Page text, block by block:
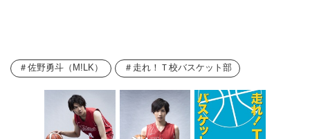
佐野勇斗（M!LK） 走れ！Ｔ校バスケット部